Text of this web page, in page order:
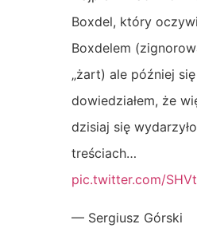
Boxdel, który
Boxdelem
„żart) ale później się
dowiedziałem, że
dzisiaj się
treściach…
pic.twitter.com/
— Sergiusz Górski